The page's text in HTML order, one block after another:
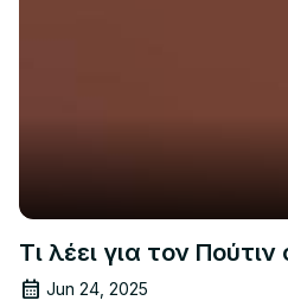
Τι λέει για τον
Jun 24, 2025